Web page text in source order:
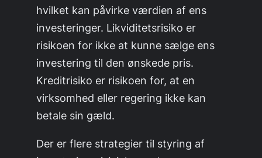
hvilket kan påvirke værdien af ens
investeringer. Likviditetsrisiko er
risikoen for ikke at kunne sælge ens
investering til den ønskede pris.
Kreditrisiko er risikoen for, at en
virksomhed eller regering ikke kan
betale sin gæld.
Der er flere strategier til styring af